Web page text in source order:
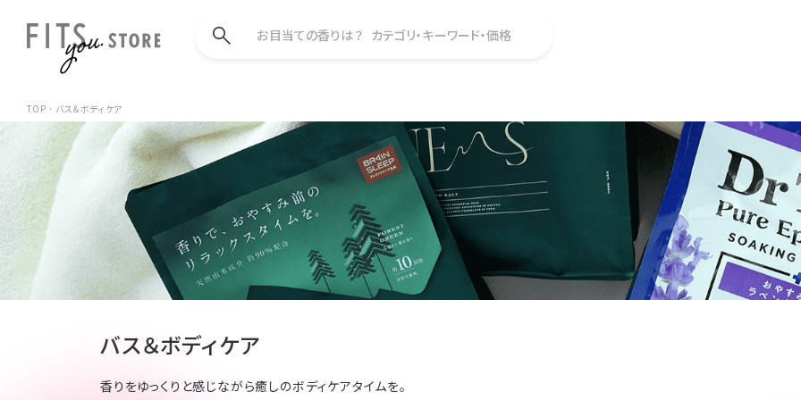
お目当ての香りは？ カテゴリ・キーワード・価格
TOP バス＆ボディケア
バス＆ボディケア
香りをゆっくりと感じながら癒しのボディケアタイムを。